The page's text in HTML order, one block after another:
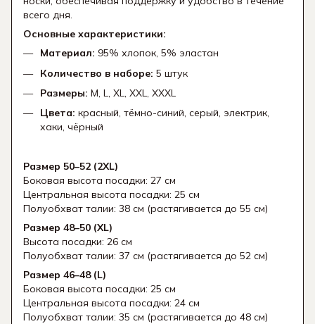
всего дня.
Основные характеристики:
Материал: 95% хлопок, 5% эластан
Количество в наборе: 5 штук
Размеры: M, L, XL, XXL, XXXL
Цвета: красный, тёмно-синий, серый, электрик,
хаки, чёрный
Размер 50–52 (2XL)
Боковая высота посадки: 27 см
Центральная высота посадки: 25 см
Полуобхват талии: 38 см (растягивается до 55 см)
Размер 48–50 (XL)
Высота посадки: 26 см
Полуобхват талии: 37 см (растягивается до 52 см)
Размер 46–48 (L)
Боковая высота посадки: 25 см
Центральная высота посадки: 24 см
Полуобхват талии: 35 см (растягивается до 48 см)